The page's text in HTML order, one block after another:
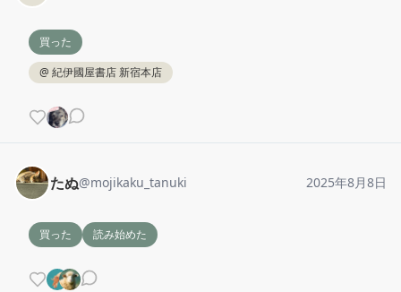
買った
@ 紀伊國屋書店 新宿本店
たぬ@mojikaku_tanuki 2025年8月8日
買った 読み始めた